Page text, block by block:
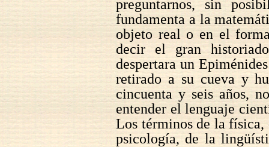
preguntarnos, sin
fundamenta a la
objeto real o en el
decir el gran
despertara un
retirado a su cueva y
cincuenta y seis años,
entender el lenguaje
Los términos de la
psicología, de la